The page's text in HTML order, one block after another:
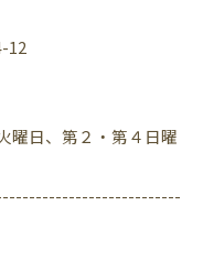
12
日、第２・第４日曜